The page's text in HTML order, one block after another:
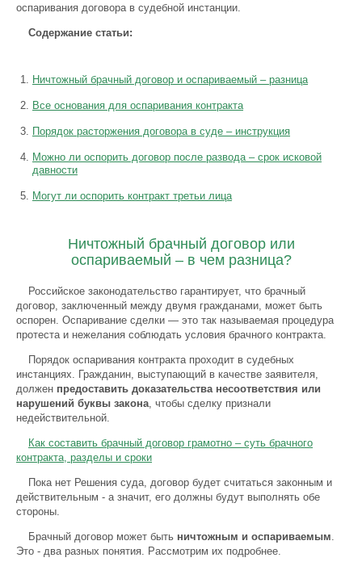
оспаривания договора в судебной инстанции.
Содержание статьи:
Ничтожный брачный договор и оспариваемый – разница
Все основания для оспаривания контракта
Порядок расторжения договора в суде – инструкция
Можно ли оспорить договор после развода – срок исковой
давности
Могут ли оспорить контракт третьи лица
Ничтожный брачный договор или
оспариваемый – в чем разница?
Российское законодательство гарантирует, что брачный
договор, заключенный между двумя гражданами, может быть
оспорен. Оспаривание сделки — это так называемая процедура
протеста и нежелания соблюдать условия брачного контракта.
Порядок оспаривания контракта проходит в судебных
инстанциях. Гражданин, выступающий в качестве заявителя,
должен предоставить доказательства несоответствия или
нарушений буквы закона, чтобы сделку признали
недействительной.
Как составить брачный договор грамотно – суть брачного
контракта, разделы и сроки
Пока нет Решения суда, договор будет считаться законным и
действительным - а значит, его должны будут выполнять обе
стороны.
Брачный договор может быть ничтожным и оспариваемым.
Это - два разных понятия. Рассмотрим их подробнее.